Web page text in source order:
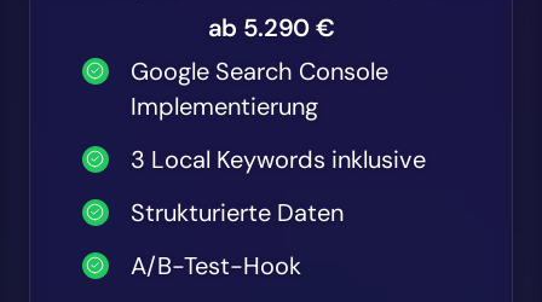
ab 5.290 €
Google Search Console
Implementierung
3 Local Keywords inklusive
Strukturierte Daten
A/B-Test-Hook